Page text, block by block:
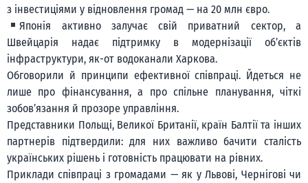
з інвестиціями у відновлення громад — на 20 млн євро.
Японія активно залучає свій приватний сектор, а
Швейцарія надає підтримку в модернізації об’єктів
інфраструктури, як-от водоканали Харкова.
Обговорили й принципи ефективної співпраці. Йдеться не
лише про фінансування, а про спільне планування, чіткі
зобов’язання й прозоре управління.
Представники Польщі, Великої Британії, країн Балтії та інших
партнерів підтвердили: для них важливо бачити сталість
українських рішень і готовність працювати на рівних.
Приклади співпраці з громадами — як у Львові, Чернігові чи